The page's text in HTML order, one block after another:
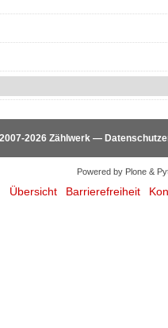
2026 Zählwerk—
Powered by Plone &
Übersicht Barrierefreiheit